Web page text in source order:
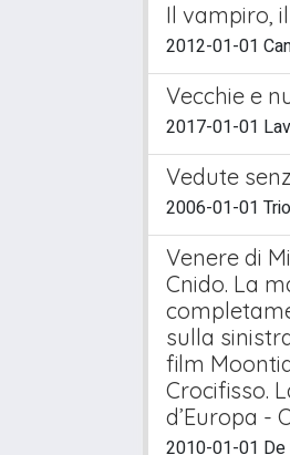
Il vampiro,
2012-01-01
Vecchie e
2017-01-01
Vedute
2006-01-01
Venere di
Cnido. La
sulla
film
Crocifisso.
d’Europa -
2010-01-01 De